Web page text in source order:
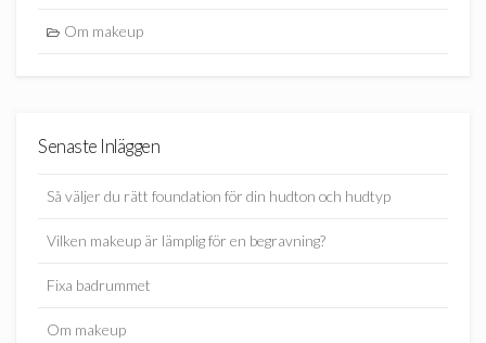
Om makeup
Senaste Inläggen
Så väljer du rätt foundation för din hudton och hudtyp
Vilken makeup är lämplig för en begravning?
Fixa badrummet
Om makeup